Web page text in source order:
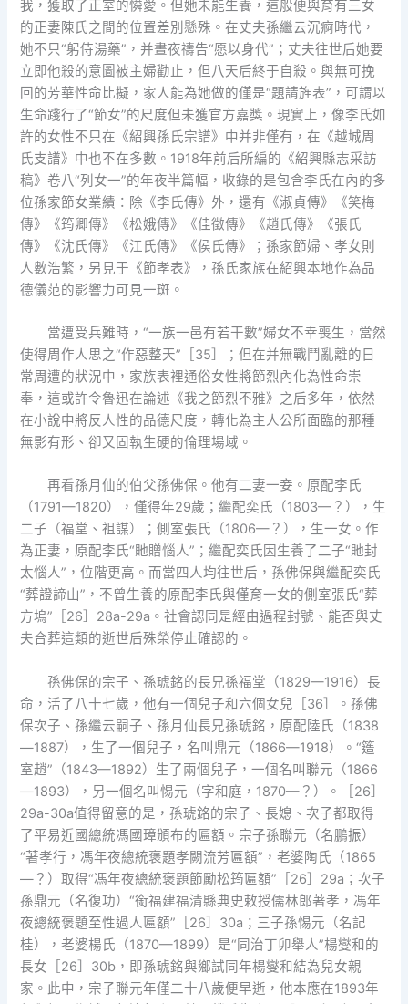
我，獲取了正室的憐愛。但她未能生養，這般便與育有三女
的正妻陳氏之間的位置差別懸殊。在丈夫孫繼云沉痾時代，
她不只“躬侍湯藥”，并晝夜禱告“愿以身代”；丈夫往世后她要
立即他殺的意圖被主婦勸止，但八天后終于自殺。與無可挽
回的芳華性命比擬，家人能為她做的僅是“題請旌表”，可謂以
生命踐行了“節女”的尺度但未獲官方嘉獎。現實上，像李氏如
許的女性不只在《紹興孫氏宗譜》中并非僅有，在《越城周
氏支譜》中也不在多數。1918年前后所編的《紹興縣志采訪
稿》卷八“列女一”的年夜半篇幅，收錄的是包含李氏在內的多
位孫家節女業績：除《李氏傳》外，還有《淑貞傳》《笑梅
傳》《筠卿傳》《松娥傳》《佳徵傳》《趙氏傳》《張氏
傳》《沈氏傳》《江氏傳》《侯氏傳》；孫家節婦、孝女則
人數浩繁，另見于《節孝表》，孫氏家族在紹興本地作為品
德儀范的影響力可見一斑。
當遭受兵難時，“一族一邑有若干數”婦女不幸喪生，當然
使得周作人思之“作惡整天”［35］；但在并無戰鬥亂離的日
常周遭的狀況中，家族表裡通俗女性將節烈內化為性命崇
奉，這或許令魯迅在論述《我之節烈不雅》之后多年，依然
在小說中將反人性的品德尺度，轉化為主人公所面臨的那種
無影有形、卻又固執生硬的倫理場域。
再看孫月仙的伯父孫佛保。他有二妻一妾。原配李氏
（1791—1820），僅得年29歲；繼配奕氏（1803—？），生
二子（福堂、祖謀）；側室張氏（1806—？），生一女。作
為正妻，原配李氏“貤贈惱人”；繼配奕氏因生養了二子“貤封
太惱人”，位階更高。而當四人均往世后，孫佛保與繼配奕氏
“葬證諦山”，不曾生養的原配李氏與僅育一女的側室張氏“葬
方塢”［26］28a-29a。社會認同是經由過程封號、能否與丈
夫合葬這類的逝世后殊榮停止確認的。
孫佛保的宗子、孫琥銘的長兄孫福堂（1829—1916）長
命，活了八十七歲，他有一個兒子和六個女兒［36］。孫佛
保次子、孫繼云嗣子、孫月仙長兄孫琥銘，原配陸氏（1838
—1887），生了一個兒子，名叫鼎元（1866—1918）。“簉
室趙”（1843—1892）生了兩個兒子，一個名叫聯元（1866
—1893），另一個名叫惕元（字和庭，1870—？）。［26］
29a-30a值得留意的是，孫琥銘的宗子、長媳、次子都取得
了平易近國總統馮國璋頒布的匾額。宗子孫聯元（名鵬振）
“著孝行，馮年夜總統褒題孝闕流芳匾額”，老婆陶氏（1865
—？）取得“馮年夜總統褒題節勵松筠匾額”［26］29a；次子
孫鼎元（名復功）“銜福建福清縣典史敕授儒林郎著孝，馮年
夜總統褒題至性過人匾額”［26］30a；三子孫惕元（名記
桂），老婆楊氏（1870—1899）是“同治丁卯舉人”楊燮和的
長女［26］30b，即孫琥銘與鄉試同年楊燮和結為兒女親
家。此中，宗子聯元年僅二十八歲便早逝，他本應在1893年